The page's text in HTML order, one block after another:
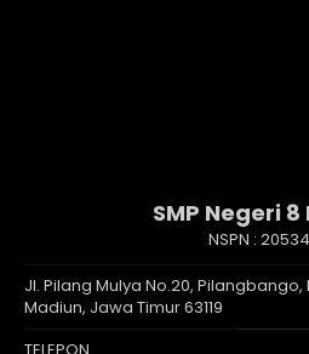
SMP Negeri
NSPN :
Jl. Pilang Mulya No.20,
Madiun, Jawa Timur 63119